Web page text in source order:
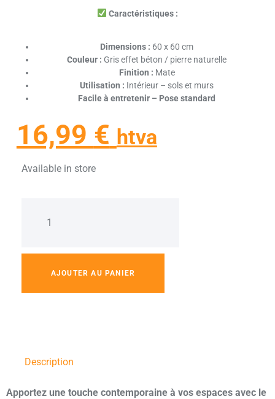
Caractéristiques :
Dimensions : 60 x 60 cm
Couleur : Gris effet béton / pierre naturelle
Finition : Mate
Utilisation : Intérieur – sols et murs
Facile à entretenir – Pose standard
16,99 € htva
Available in store
AJOUTER AU PANIER
Description
Apportez une touche contemporaine à vos espaces avec le